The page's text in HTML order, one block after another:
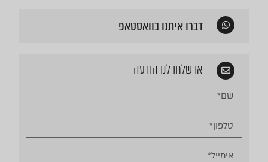
דברו איתנו בוואסטאפ
או שלחו לנו הודעה